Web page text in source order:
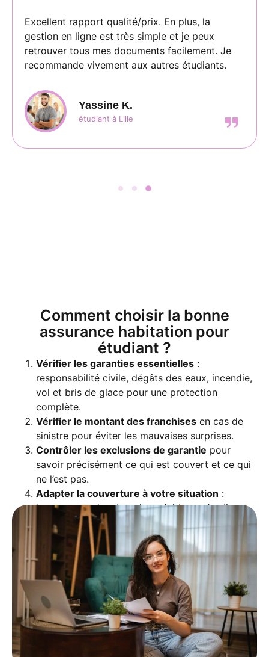
Excellent rapport qualité/prix. En plus, la
gestion en ligne est très simple et je peux
retrouver tous mes documents facilement. Je
recommande vivement aux autres étudiants.
Yassine K.
étudiant à Lille
Comment choisir la bonne
assurance habitation pour
étudiant ?
Vérifier les garanties essentielles :
responsabilité civile, dégâts des eaux, incendie,
vol et bris de glace pour une protection
complète.
Vérifier le montant des franchises en cas de
sinistre pour éviter les mauvaises surprises.
Contrôler les exclusions de garantie pour
savoir précisément ce qui est couvert et ce qui
ne l’est pas.
Adapter la couverture à votre situation :
logement seul, colocation, résidence étudiante,
avec ou sans assurance du contenu.